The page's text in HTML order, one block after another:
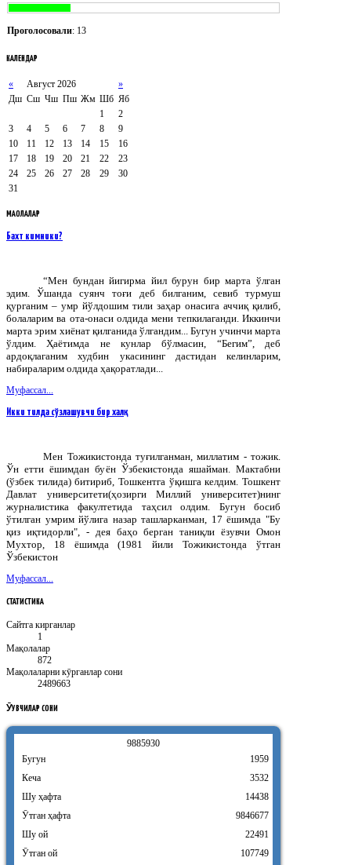
Проголосовали: 13
КАЛЕНДАР
« Август 2026
»
Дш Сш Чш Пш Жм Шб Яб
1
2
3
4 5 6 7 8
9
10
11 12 13 14 15
16
17
18 19 20 21 22
23
24
25 26 27 28 29
30
31
МАҚОЛАЛАР
Бахт кимники?
“Мен бундан йигирма йил бурун бир марта ўлган
эдим. Ўшанда суянч тоғи деб билганим, севиб турмуш
қурганим – умр йўлдошим тили заҳар онасига аччиқ қилиб,
болаларим ва ота-онаси олдида мени тепкилаганди. Иккинчи
марта эрим хиёнат қилганида ўлгандим... Бугун учинчи марта
ўлдим. Ҳаётимда не кунлар бўлмасин, “Бегим”, деб
ардоқлаганим худбин укасининг дастидан келинларим,
набираларим олдида ҳақоратлади...
Муфассал...
Икки тилда сўзлашувчи бир халқ
Мен Тожикистонда туғилганман, миллатим - тожик.
Ўн етти ёшимдан буён Ўзбекистонда яшайман. Мактабни
(ўзбек тилида) битириб, Тошкентга ўқишга келдим. Тошкент
Давлат университети(ҳозирги Миллий университет)нинг
журналистика факултетида таҳсил олдим. Бугун босиб
ўтилган умрим йўлига назар ташларканман, 17 ёшимда "Бу
қиз иқтидорли", - дея баҳо берган таниқли ёзувчи Омон
Мухтор, 18 ёшимда (1981 йили Тожикистонда ўтган
Ўзбекистон
Муфассал...
СТАТИСТИКА
Сайтга кирганлар
1
Мақолалар
872
Мақолаларни кӯрганлар сони
2489663
ӮҚУВЧИЛАРСОНИ
9885930
Бугун
Кеча
Шу ҳафта
Ӯтган ҳафта
Шу ой
Ӯтган ой
1959
3532
14438
9846677
22491
107749